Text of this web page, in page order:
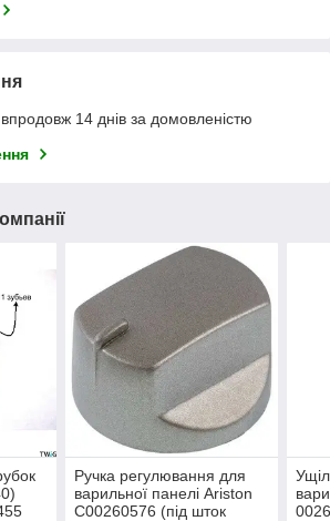
14 днів за домовленістю
Ручка регулювання для
варильної панелі Ariston
C00260576 (під шток